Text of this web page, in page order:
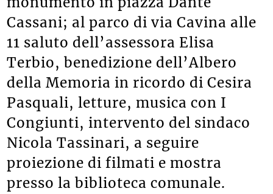
Cassani; al parco di via Cavina alle
11 saluto dell’assessora Elisa
Terbio, benedizione dell’Albero
della Memoria in ricordo di Cesira
Pasquali, letture, musica con I
Congiunti, intervento del sindaco
Nicola Tassinari, a seguire
proiezione di filmati e mostra
presso la biblioteca comunale.